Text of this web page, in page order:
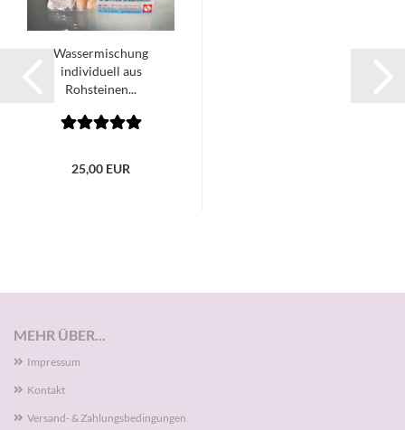
Wassermischung
individuell aus
Rohsteinen...
25,00 EUR
MEHR ÜBER...
Impressum
Kontakt
Versand- & Zahlungsbedingungen